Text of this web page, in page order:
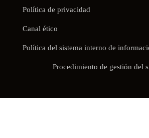
Política de privacidad
Canal ético
Política del sistema interno de
Procedimiento de gestión del